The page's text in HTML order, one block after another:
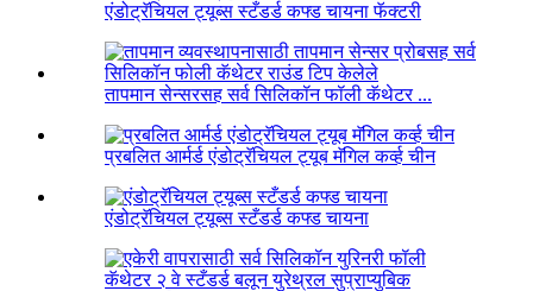
एंडोट्रॅचियल ट्यूब्स स्टँडर्ड कफ्ड चायना फॅक्टरी
तापमान सेन्सरसह सर्व सिलिकॉन फॉली कॅथेटर ...
प्रबलित आर्मर्ड एंडोट्रॅचियल ट्यूब मॅगिल कर्व्ह चीन
एंडोट्रॅचियल ट्यूब्स स्टँडर्ड कफ्ड चायना